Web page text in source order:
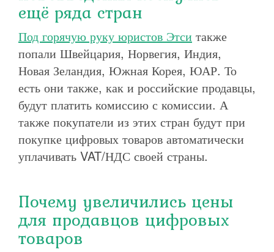
ещё ряда стран
Под горячую руку юристов Этси также
попали Швейцария, Норвегия, Индия,
Новая Зеландия, Южная Корея, ЮАР. То
есть они также, как и российские продавцы,
будут платить комиссию с комиссии. А
также покупатели из этих стран будут при
покупке цифровых товаров автоматически
уплачивать VAT/НДС своей страны.
Почему увеличились цены
для продавцов цифровых
товаров